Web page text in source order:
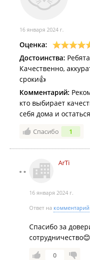
16 января 2024 г.
Оценка:
Достоинства:
Качественно,
сроки👍
Комментарий:
кто выбирает
себя дома и
Спасибо 1
ArTi
16 января 2024 г.
Ответ на комментарий
Спасибо за
сотрудничество😊
0